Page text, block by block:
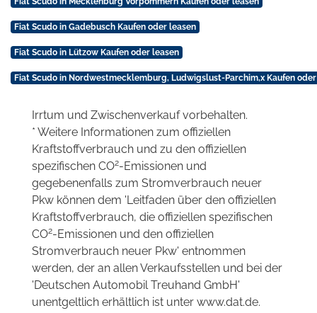
Fiat Scudo in Gadebusch Kaufen oder leasen
Fiat Scudo in Lützow Kaufen oder leasen
Fiat Scudo in Nordwestmecklemburg, Ludwigslust-Parchim,x Kaufen
Irrtum und Zwischenverkauf vorbehalten.
* Weitere Informationen zum offiziellen
Kraftstoffverbrauch und zu den offiziellen
spezifischen CO2-Emissionen und
gegebenenfalls zum Stromverbrauch neuer
Pkw können dem 'Leitfaden über den offiziellen
Kraftstoffverbrauch, die offiziellen spezifischen
CO2-Emissionen und den offiziellen
Stromverbrauch neuer Pkw' entnommen
werden, der an allen Verkaufsstellen und bei der
'Deutschen Automobil Treuhand GmbH'
unentgeltlich erhältlich ist unter www.dat.de.